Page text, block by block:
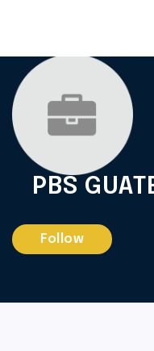
PBS
Follow